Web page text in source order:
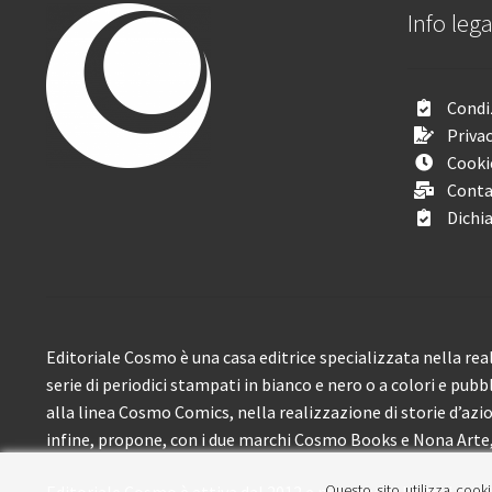
Info
Editoriale Cosmo è una casa editrice specializzata nella
serie di periodici stampati in bianco e nero o a colori e
alla linea Cosmo Comics, nella realizzazione di storie
infine, propone, con i due marchi Cosmo Books e Nona